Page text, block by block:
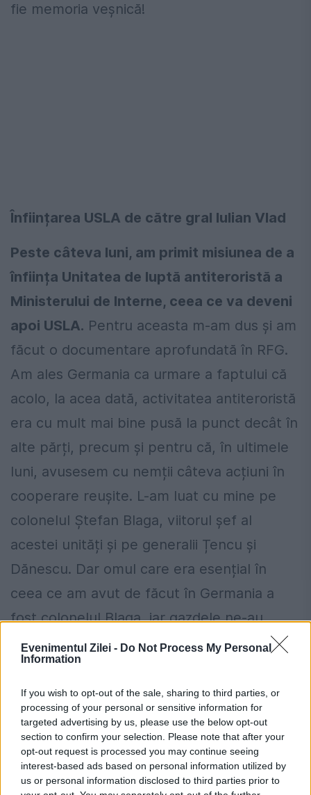
Evenimentul Zilei - Do Not Process My Personal
Information
If you wish to opt-out of the sale, sharing to third parties, or
processing of your personal or sensitive information for
targeted advertising by us, please use the below opt-out
section to confirm your selection. Please note that after your
opt-out request is processed you may continue seeing
interest-based ads based on personal information utilized by
us or personal information disclosed to third parties prior to
fie memoria veșnică!
Înființarea USLA de către gral Iulian Vlad
Peste câteva luni, am primit misiunea de a
înființa Unitatea de luptă antiteroristă a
Ministerului de Interne, ceea ce va deveni
apoi USLA. Pentru aceasta m-am dus și am
făcut o documentare aprofundată în RFG.
Am ales Germania ca urmare a faptului că
acolo, la acea dată, activitatea antiteroristă
era cu mult mai bine pusă la punct decât în
alte părți, precum și pentru că, în ultimele
luni, avusesem cu nemții câteva acțiuni în
cooperare reușite. L-am luat cu mine pe
colonelul Ștefan Blaga, viitorul șef al
acestei unități și pe generalii Țencu și
Dănescu. Dar omul care era esențial în
ceea ce am avut de făcut în Germania a
fost colonelul Blaga, iar gazdele ne-au
arătat o deschidere cum n-aș fi putut să o
bănuiesc. Cu nemții, relațiile s-au
consolidat, îndeosebi după fuga lui Pacepa.
Merită să amintesc că înființarea unității
antiteroriste a fost urgentată de un
eveniment nefericit care s-a întâmplat la 19